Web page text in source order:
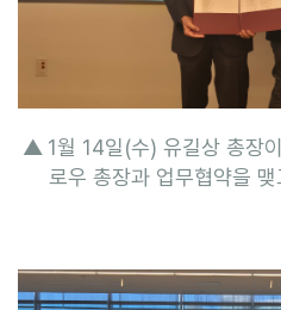
▲ 1월 14일(수) 유길상 총장
로우 총장과 업무협약을